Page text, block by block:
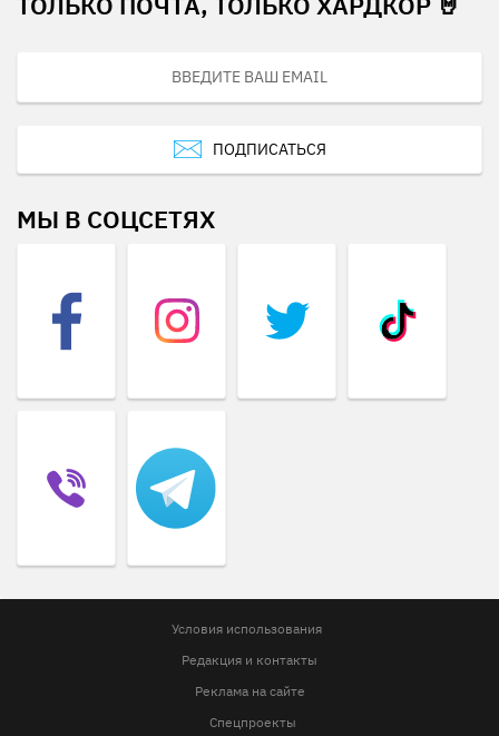
ПОДПИСАТЬСЯ
МЫ В СОЦСЕТЯХ
Условия использования
Редакция и контакты
Реклама на сайте
Спецпроекты